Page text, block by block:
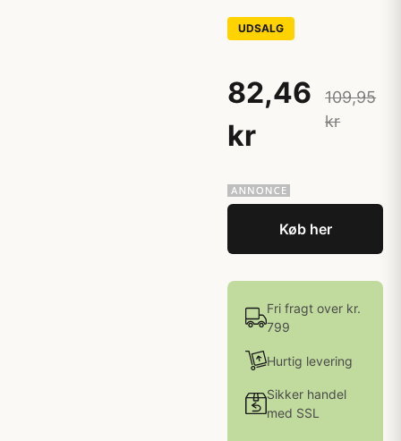
UDSALG
82,46
kr
109,95
kr
Køb her
Fri fragt over kr.
799
Hurtig levering
Sikker handel
med SSL